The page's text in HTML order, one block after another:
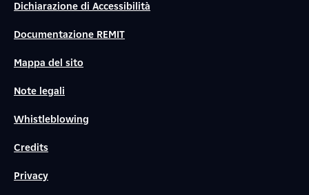
Dichiarazione di Accessibilità
Documentazione REMIT
Mappa del sito
Note legali
Whistleblowing
Credits
Privacy